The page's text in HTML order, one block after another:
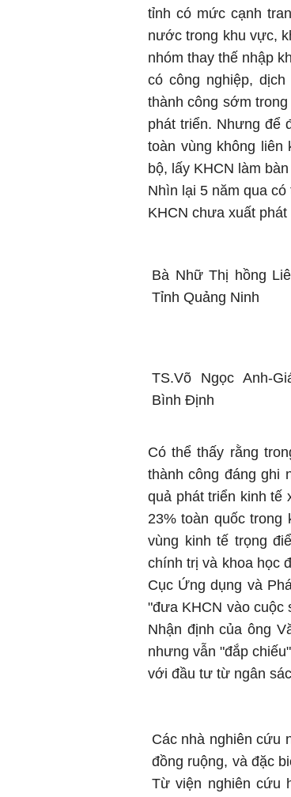
tỉnh có mức cạnh
nước trong khu vực,
nhóm thay thế nhập
có công nghiệp,
thành công sớm
phát triển. Nhưng để
toàn vùng không
bộ, lấy KHCN làm
Nhìn lại 5 năm qua
KHCN chưa xuất
Bà Nhữ Thị hồng
Tỉnh Quảng Ninh
TS.Võ Ngọc Anh-
Bình Định
Có thể thấy rằng
thành công đáng ghi
quả phát triển kinh tế
23% toàn quốc trong
vùng kinh tế trọng
chính trị và khoa học
Cục Ứng dụng và
"đưa KHCN vào cuộc
Nhận định của ông
nhưng vẫn "đắp
với đầu tư từ ngân
Các nhà nghiên cứu
đồng ruộng, và đặc
Từ viện nghiên cứu